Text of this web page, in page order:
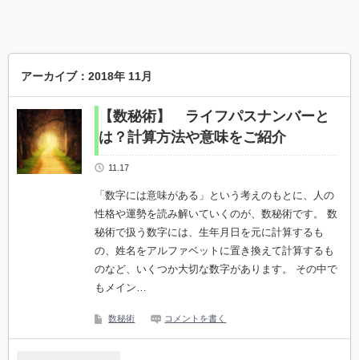
アーカイブ：2018年 11月
【数秘術】 ライフパスナンバーと
は？計算方法や意味をご紹介
11.17
「数字には意味がある」という考えのもとに、人の
性格や運勢を読み解いていくのが、数秘術です。 数
秘術で扱う数字には、生年月日を元に計算するも
の、姓名をアルファベットに置き換えて計算するも
のなど、いくつか大切な数字があります。 その中で
もメイン…
数秘術 コメントを書く